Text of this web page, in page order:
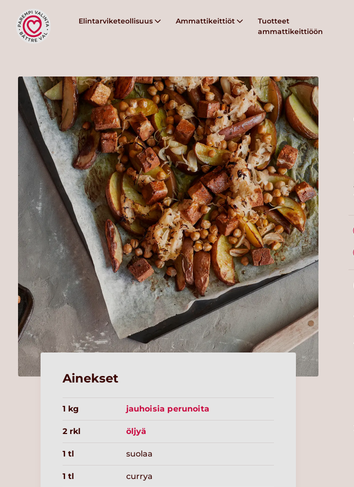
Elintarviketeollisuus Ammattikeittiöt
Tuotteet
ammattikeittiöön
Ainekset
1 kg jauhoisia perunoita
2 rkl öljyä
1 tl suolaa
1 tl currya